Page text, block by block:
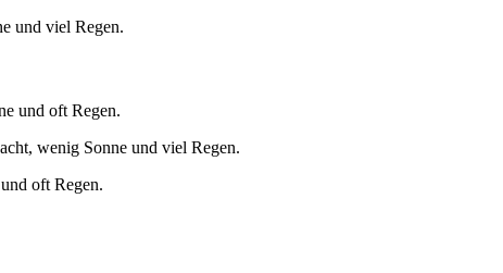
und viel Regen.
und oft Regen.
wenig Sonne und viel Regen.
oft Regen.